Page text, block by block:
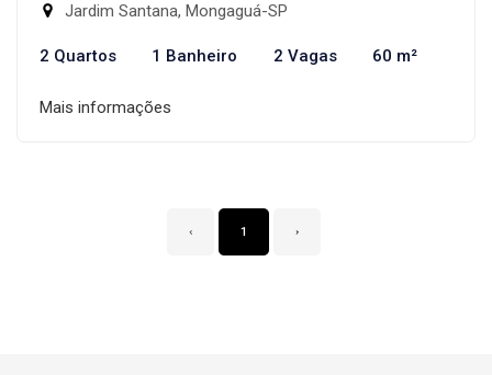
Jardim Santana, Mongaguá-SP
2 Quartos 1 Banheiro 2 Vagas 60 m²
Mais informações
‹ 1 ›